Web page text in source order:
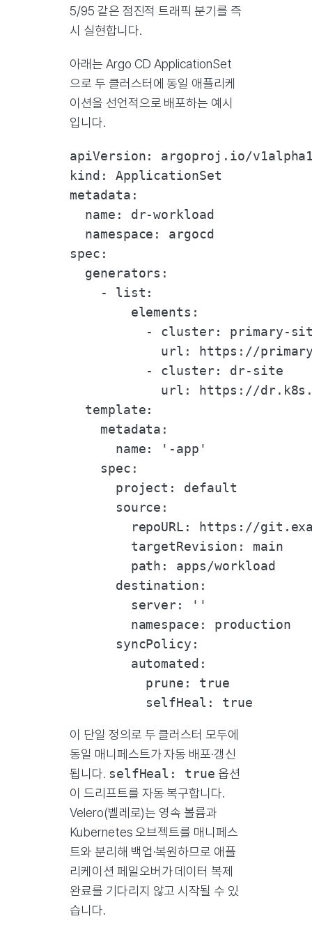
5/95 같은 점진적 트래픽 분기를 즉
시 실현합니다.
아래는 Argo CD ApplicationSet
으로 두 클러스터에 동일 애플리케
이션을 선언적으로 배포하는 예시
입니다.
apiVersion: argoproj.io/
kind: ApplicationSet
metadata:
  name: dr-workload
  namespace: argocd
spec:
  generators:
    - list:
        elements:
- cluster: primary-
url: https://
          - cluster: dr-site
url: https://
  template:
    metadata:
      name: '-app'
    spec:
      project: default
      source:
repoURL: https://
        targetRevision: main
        path: apps/workload
      destination:
        server: ''
        namespace: production
      syncPolicy:
        automated:
          prune: true
이 단일 정의로 두 클러스터 모두에
동일 매니페스트가 자동 배포·갱신
됩니다. selfHeal: true 옵션
이 드리프트를 자동 복구합니다.
Velero(벨레로)는 영속 볼륨과
Kubernetes 오브젝트를 매니페스
트와 분리해 백업·복원하므로 애플
리케이션 페일오버가 데이터 복제
완료를 기다리지 않고 시작될 수 있
습니다.